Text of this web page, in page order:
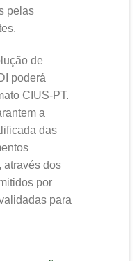
pelas
de
poderá
CIUS-PT.
a
das
através dos
por
para